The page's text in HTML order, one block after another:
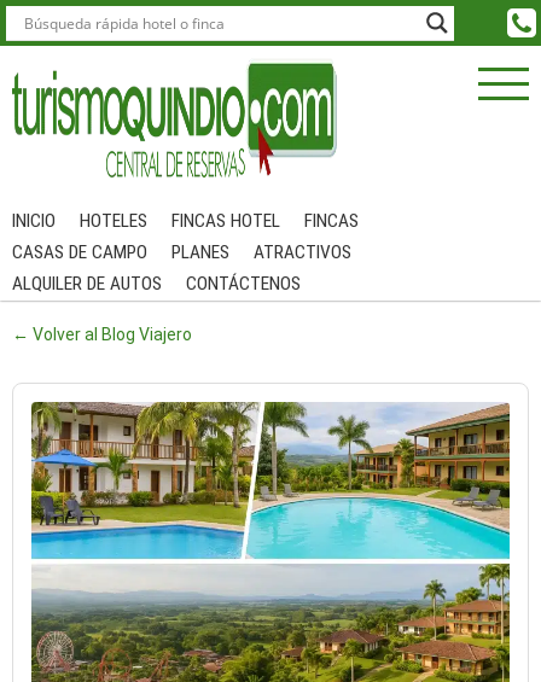
INICIO HOTELES FINCAS HOTEL
FINCAS
CASAS DE CAMPO
PLANES
ATRACTIVOS
ALQUILER DE AUTOS
CONTÁCTENOS
← Volver al Blog Viajero